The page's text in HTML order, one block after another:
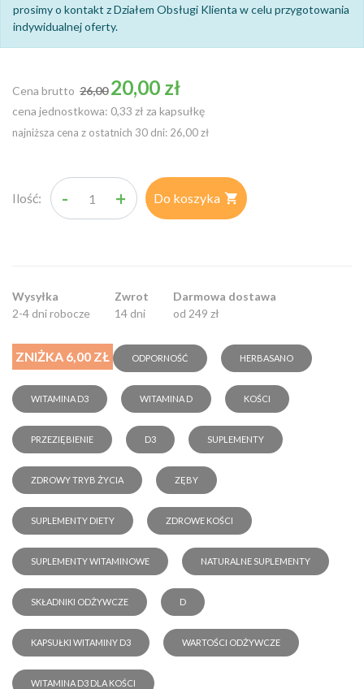
prosimy o kontakt z Działem Obsługi Klienta w celu przygotowania
indywidualnej oferty.
Cena brutto
Cena podstawowa
26,00 20,00 zł
cena jednostkowa: 0,33 zł za kapsułkę
najniższa cena z ostatnich 30 dni: 26,00 zł
Ilość: - + Do koszyka 
Wysyłka
2-4 dni robocze
Zwrot
14 dni
Darmowa dostawa
od 249 zł
ZNIŻKA 6,00 ZŁ ODPORNOŚĆ HERBASANO
WITAMINA D3 WITAMINA D KOŚCI
PRZEZIĘBIENIE D3 SUPLEMENTY
ZDROWY TRYB ŻYCIA ZĘBY
SUPLEMENTY DIETY ZDROWE KOŚCI
SUPLEMENTY WITAMINOWE NATURALNE SUPLEMENTY
SKŁADNIKI ODŻYWCZE D
KAPSUŁKI WITAMINY D3 WARTOŚCI ODŻYWCZE
WITAMINA D3 DLA KOŚCI